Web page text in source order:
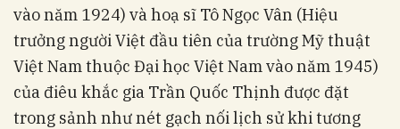
vào năm 1924) và hoạ sĩ Tô Ngọc Vân (Hiệu
trưởng người Việt đầu tiên của trường Mỹ thuật
Việt Nam thuộc Đại học Việt Nam vào năm 1945)
của điêu khắc gia Trần Quốc Thịnh được đặt
trong sảnh như nét gạch nối lịch sử khi tương